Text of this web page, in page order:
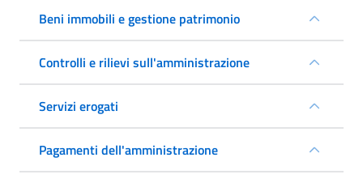
Beni immobili e gestione patrimonio
Controlli e rilievi sull'amministrazione
Servizi erogati
Pagamenti dell'amministrazione